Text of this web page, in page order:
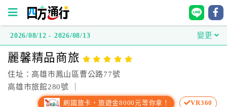
方
通
行
2026/08/12 - 2026/08/13 變更
麗馨精品商旅
住址：高雄市鳳山區曹公路77號
高雄市旅館280號 ｜
刷國旅卡，旅遊金8000元等你拿！ VR360